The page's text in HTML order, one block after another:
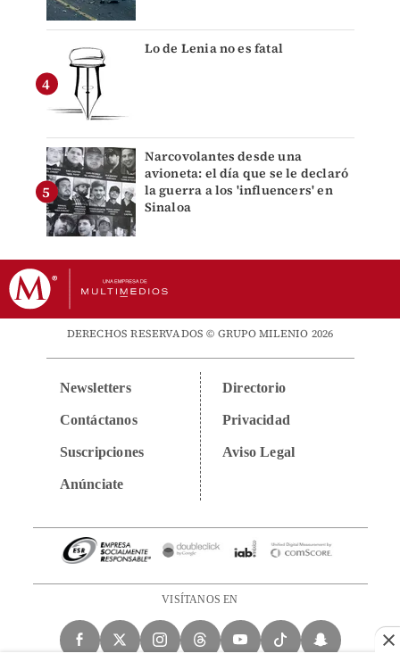
Lo de Lenia no es fatal
Narcovolantes desde una
avioneta: el día que se le declaró
la guerra a los 'influencers' en
Sinaloa
DERECHOS RESERVADOS © GRUPO MILENIO 2026
Newsletters
Contáctanos
Suscripciones
Anúnciate
Directorio
Privacidad
Aviso Legal
VISÍTANOS EN